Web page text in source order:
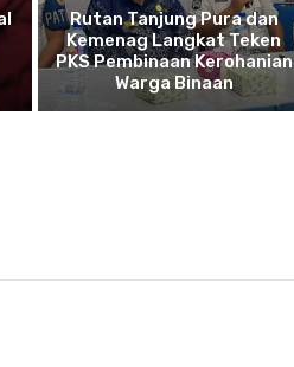
Rutan Tanjung Pura dan
Kemenag Langkat Teken
PKS Pembinaan Kerohanian
Warga Binaan